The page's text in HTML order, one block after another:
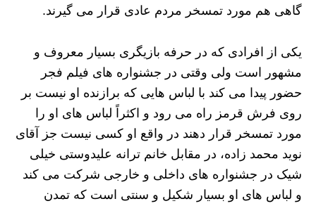
گاهی هم مورد تمسخر مردم عادی قرار می گیرند.
یکی از افرادی که در حرفه بازیگری بسیار معروف و
مشهور است ولی وقتی در جشنواره های فیلم فجر
حضور پیدا می کند با لباس‌ هایی که برازنده او نیست بر
روی فرش قرمز راه می ‌رود و اکثراً لباس‌ های او را
مورد تمسخر قرار دهند در واقع او کسی نیست جز آقای
نوید محمد زاده، در مقابل خانم ترانه علیدوستی خیلی
شیک در جشنواره ‌های داخلی و خارجی شرکت می کند
و لباس های او بسیار شکیل و سنتی است که تمدن